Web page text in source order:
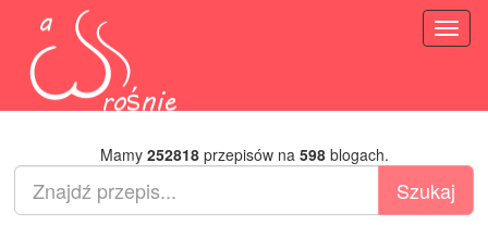
Mamy 252818przepisów na 598blogach.